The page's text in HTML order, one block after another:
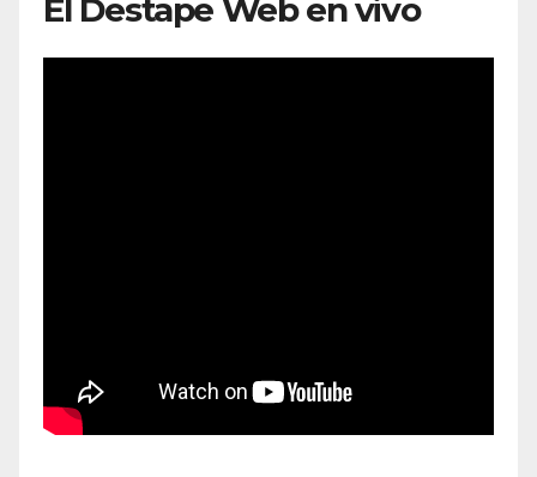
El Destape Web en vivo